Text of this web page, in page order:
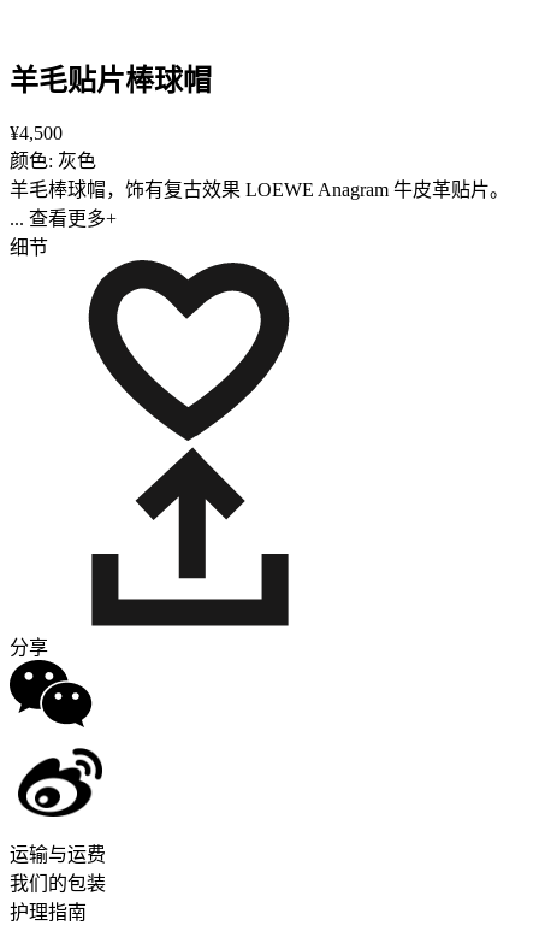
羊毛贴片棒球帽
¥4,500
颜色: 灰色
羊毛棒球帽，饰有复古效果 LOEWE Anagram 牛皮革贴片。
... 查看更多+
细节
分享
运输与运费
我们的包装
护理指南